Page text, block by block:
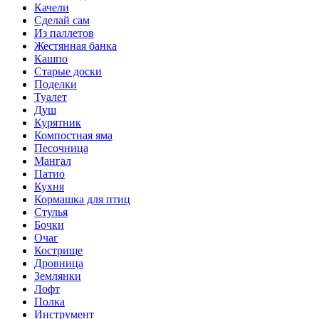
Качели
Сделай сам
Из паллетов
Жестянная банка
Кашпо
Старые доски
Поделки
Туалет
Душ
Курятник
Компостная яма
Песочница
Мангал
Патио
Кухня
Кормашка для птиц
Стулья
Бочки
Очаг
Кострище
Дровница
Землянки
Лофт
Полка
Инструмент